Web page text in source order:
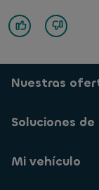
Nuestras
Soluciones
Mi vehículo